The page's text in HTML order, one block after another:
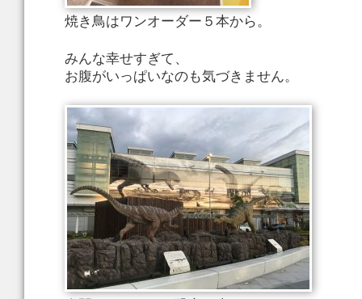
焼き鳥はワンオーダー５本から。
みんな幸せすぎて、
お腹がいっぱいなのも気づきません。